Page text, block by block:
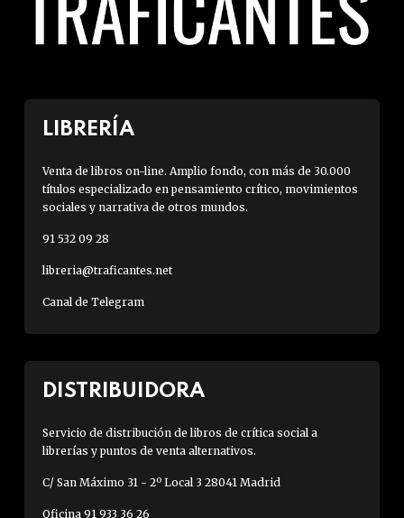
LIBRERÍA
Venta de libros on-line. Amplio fondo, con más de 30.000
títulos especializado en pensamiento crítico, movimientos
sociales y narrativa de otros mundos.
91 532 09 28
libreria@traficantes.net
Canal de Telegram
DISTRIBUIDORA
Servicio de distribución de libros de crítica social a
librerías y puntos de venta alternativos.
C/ San Máximo 31 - 2º Local 3 28041 Madrid
Oficina 91 933 36 26